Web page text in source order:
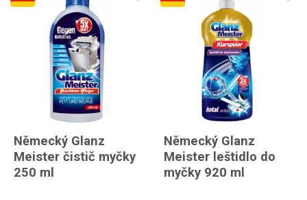
Německý Glanz
Meister čistič myčky
250 ml
Německý Glanz
Meister leštidlo do
myčky 920 ml